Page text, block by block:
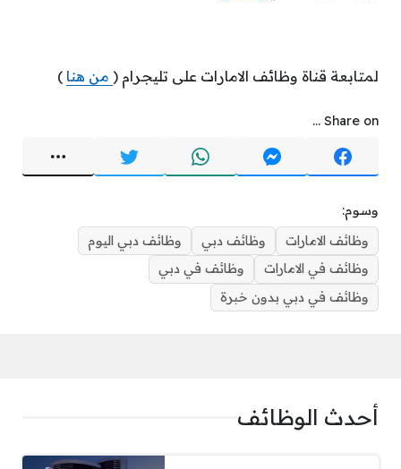
لمتابعة قناة وظائف الامارات على تليجرام ( من هنا )
Share on ...
وسوم:
وظائف الامارات
وظائف دبي
وظائف دبي اليوم
وظائف في الامارات
وظائف في دبي
وظائف في دبي بدون خبرة
أحدث الوظائف